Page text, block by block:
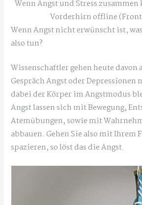
Wenn Angst und Stress zusammen
Vorderhirn offline
Wenn Angst nicht erwünscht ist,
also tun?
Wissenschaftler gehen heute davon
Gespräch Angst oder Depressionen
dabei der Körper im Angstmodus
Angst lassen sich mit Bewegung,
Atemübungen, sowie mit
abbauen. Gehen Sie also mit
spazieren, so löst das die Angst.